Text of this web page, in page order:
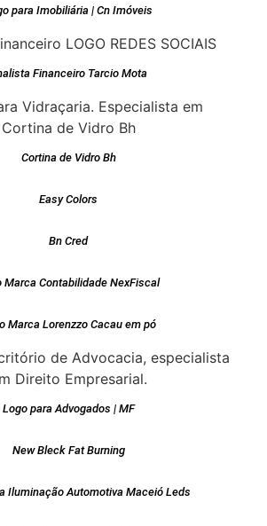
para Imobiliária | Cn Imóveis
Financeiro Tarcio Mota
Cortina de Vidro Bh
Easy Colors
Bn Cred
Marca Contabilidade NexFiscal
Marca Lorenzzo Cacau em pó
Logo para Advogados | MF
New Bleck Fat Burning
Iluminação Automotiva Maceió Leds